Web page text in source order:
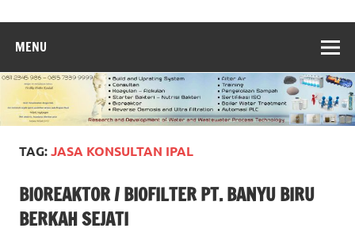
MENU
TAG:JASA KONSULTAN IPAL
BIOREAKTOR / BIOFILTER PT. BANYU BIRU
BERKAH SEJATI